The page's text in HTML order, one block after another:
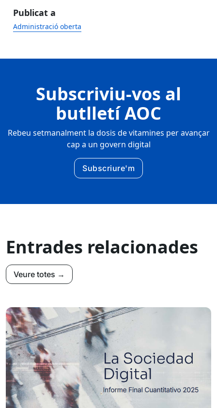
Publicat a
Administració oberta
Subscriviu-vos al
butlletí AOC
Rebeu setmanalment la dosis de vitamines per avançar
cap a un govern digital
Subscriure'm
Entrades relacionades
Veure totes →